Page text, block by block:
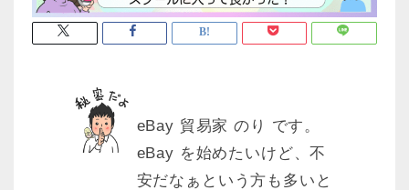
eBay 貿易家 のり です。
eBay を始めたいけど、不
安だなぁという方も多いと